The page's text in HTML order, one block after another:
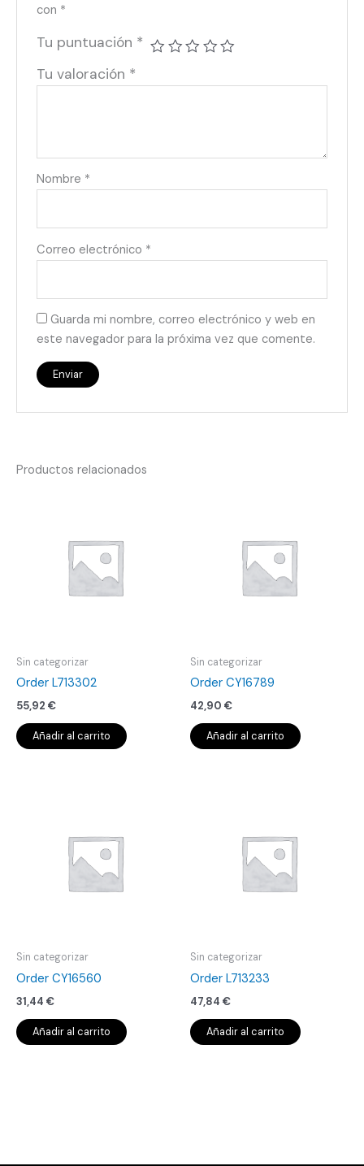
con *
Tu puntuación *
Tu valoración *
Nombre *
Correo electrónico *
Guarda mi nombre, correo electrónico y web en
este navegador para la próxima vez que comente.
Productos relacionados
Sin categorizar
Order L713302
55,92 €
Añadir al carrito
Sin categorizar
Order CY16789
42,90 €
Añadir al carrito
Sin categorizar
Order CY16560
31,44 €
Añadir al carrito
Sin categorizar
Order L713233
47,84 €
Añadir al carrito